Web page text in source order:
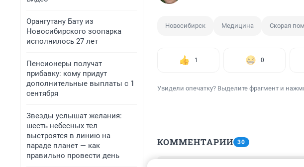
Орангутану Бату из
Новосибирского зоопарка
исполнилось 27 лет
Пенсионеры получат
прибавку: кому придут
дополнительные выплаты с 1
сентября
Звезды услышат желания:
шесть небесных тел
выстроятся в линию на
параде планет — как
правильно провести день
Новосибирск Медицина Скорая
1 0
Увидели опечатку? Выделите фрагмент и
КОММЕНТАРИИ 30